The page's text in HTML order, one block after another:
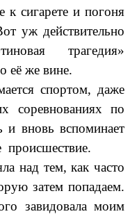
к сигарете и погоня
уж действительно
трагедия»
её же вине.
спортом, даже
соревнованиях по
и вновь вспоминает
происшествие.
тем, как часто
затем попадаем.
завидовала моим